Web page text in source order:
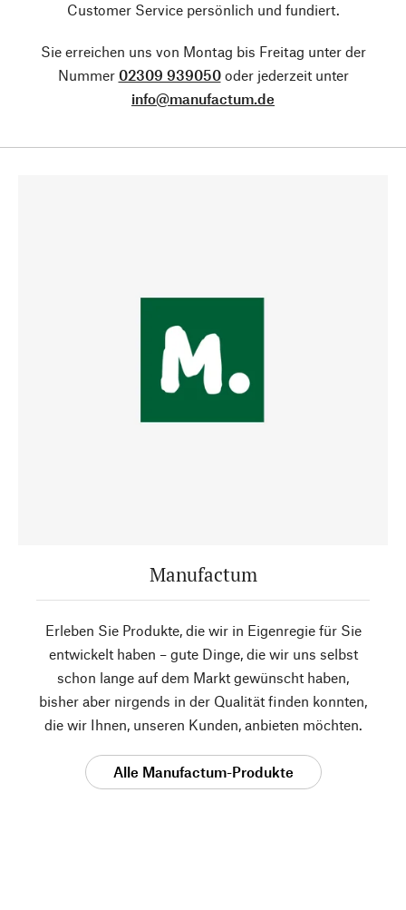
Customer Service persönlich und fundiert.
Sie erreichen uns von Montag bis Freitag unter der
Nummer 02309 939050oder jederzeit unter
info@manufactum.de
Manufactum
Erleben Sie Produkte, die wir in Eigenregie für Sie
entwickelt haben – gute Dinge, die wir uns selbst
schon lange auf dem Markt gewünscht haben,
bisher aber nirgends in der Qualität finden konnten,
die wir Ihnen, unseren Kunden, anbieten möchten.
Alle Manufactum-Produkte